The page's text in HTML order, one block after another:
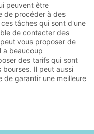
peuvent être
de procéder à des
tâches qui sont d'une
de contacter des
vous proposer de
a beaucoup
des tarifs qui sont
Il peut aussi
de garantir une meilleure